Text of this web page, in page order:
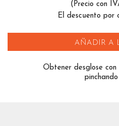
(Precio con
El descuento por
AÑADIR A
Obtener desglose